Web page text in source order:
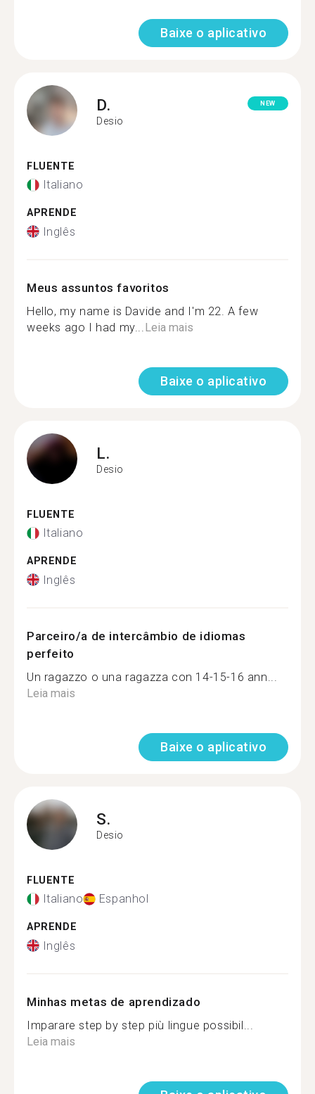
Baixe o aplicativo
D.
Desio
NEW
FLUENTE
Italiano
APRENDE
Inglês
Meus assuntos favoritos
Hello, my name is Davide and I'm 22. A few
weeks ago I had my... Leia mais
Baixe o aplicativo
L.
Desio
FLUENTE
Italiano
APRENDE
Inglês
Parceiro/a de intercâmbio de idiomas
perfeito
Un ragazzo o una ragazza con 14-15-16 ann...
Leia mais
Baixe o aplicativo
S.
Desio
FLUENTE
Italiano Espanhol
APRENDE
Inglês
Minhas metas de aprendizado
Imparare step by step più lingue possibil...
Leia mais